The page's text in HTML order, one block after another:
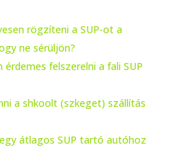
rögzíteni a SUP-ot a
ne sérüljön?
érdemes felszerelni a fali SUP
a shkoolt (szkeget) szállítás
átlagos SUP tartó autóhoz